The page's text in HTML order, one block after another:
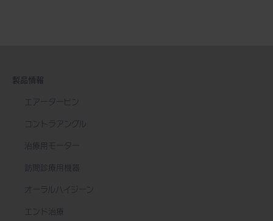
製品情報
エアータービン
コントラアングル
治療用モーター
訪問診療用機器
オーラルハイジーン
エンド治療